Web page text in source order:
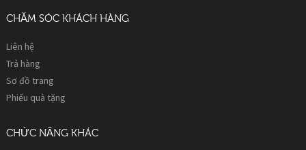
CHĂM SÓC KHÁCH HÀNG
Liên hệ
Trả hàng
Sơ đồ trang
Phiếu quà tặng
CHỨC NĂNG KHÁC